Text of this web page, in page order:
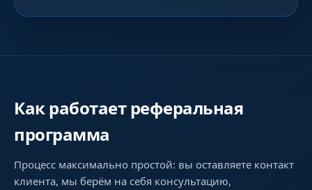
Как работает реферальная
программа
Процесс максимально простой: вы оставляете контакт
клиента, мы берём на себя консультацию,